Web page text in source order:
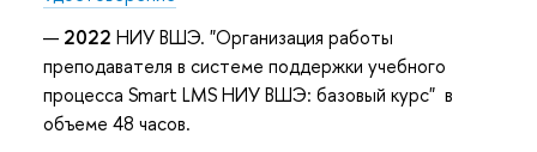
2022 НИУ ВШЭ. "Организация работы
преподавателя в системе поддержки учебного
процесса Smart LMS НИУ ВШЭ: базовый курс" в
объеме 48 часов.